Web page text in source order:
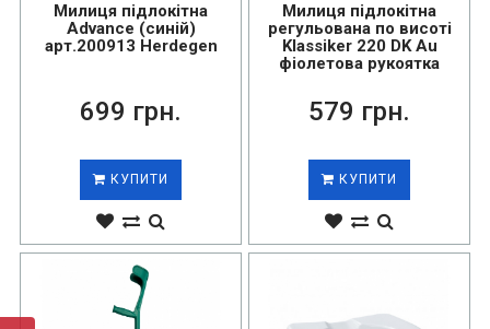
Милиця підлокітна
Advance (синій)
арт.200913 Herdegen
699 грн.
КУПИТИ
Милиця підлокітна
регульована по висоті
Klassiker 220 DK Au
фіолетова рукоятка
579 грн.
КУПИТИ